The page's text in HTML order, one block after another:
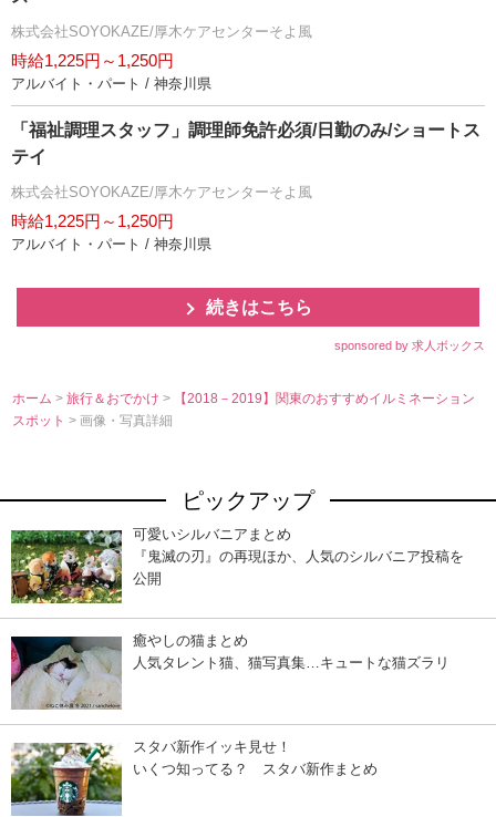
株式会社SOYOKAZE/厚木ケアセンターそよ風
時給1,225円～1,250円
アルバイト・パート / 神奈川県
「福祉調理スタッフ」調理師免許必須/日勤のみ/ショートス
テイ
株式会社SOYOKAZE/厚木ケアセンターそよ風
時給1,225円～1,250円
アルバイト・パート / 神奈川県
続きはこちら
sponsored by 求人ボックス
ホーム >旅行＆おでかけ>
【2018－2019】関東のおすすめイルミネーション
スポット> 画像・写真詳細
ピックアップ
可愛いシルバニアまとめ
『鬼滅の刃』の再現ほか、人気のシルバニア投稿を
公開
癒やしの猫まとめ
人気タレント猫、猫写真集…キュートな猫ズラリ
スタバ新作イッキ見せ！
いくつ知ってる？ スタバ新作まとめ